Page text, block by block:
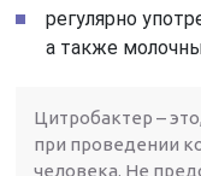
регулярно
а также
Цитробактер –
при проведении
человека. Не